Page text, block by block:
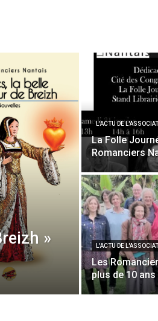
»
L'ACTU DE
La Folle
Romanciers
L'ACTU DE
Les
plus de 10 ans